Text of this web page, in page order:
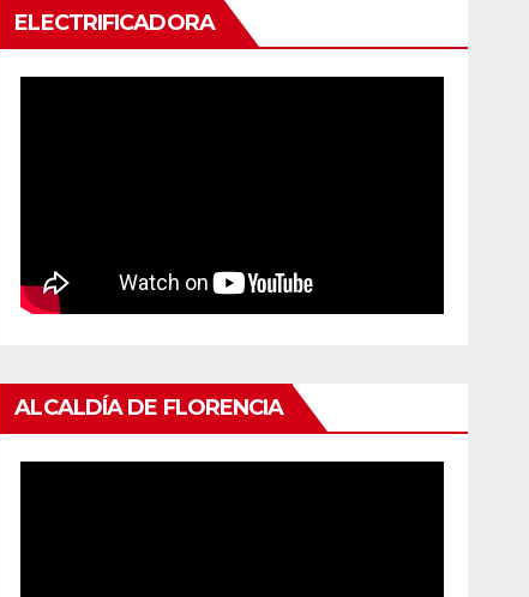
ELECTRIFICADORA
ALCALDÍA DE FLORENCIA